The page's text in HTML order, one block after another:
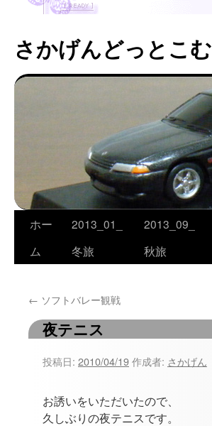
さかげんどっとこむ
コ
ン
ツ
ホー
ム
2013_01_
冬旅
2013_09_
秋旅
← ソフトバレー観戦
夜テニス
投稿日: 2010/04/19作成者: さかげん
お誘いをいただいたので、
久しぶりの夜テニスです。